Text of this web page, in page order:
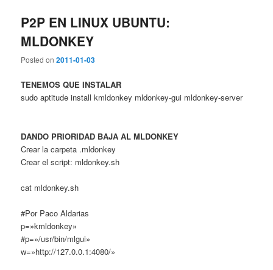
P2P EN LINUX UBUNTU:
MLDONKEY
Posted on2011-01-03
TENEMOS QUE INSTALAR
sudo aptitude install kmldonkey mldonkey-gui mldonkey-server
DANDO PRIORIDAD BAJA AL MLDONKEY
Crear la carpeta .mldonkey
Crear el script: mldonkey.sh
cat mldonkey.sh
#Por Paco Aldarias
p=»kmldonkey»
#p=»/usr/bin/mlgui»
w=»http://127.0.0.1:4080/»